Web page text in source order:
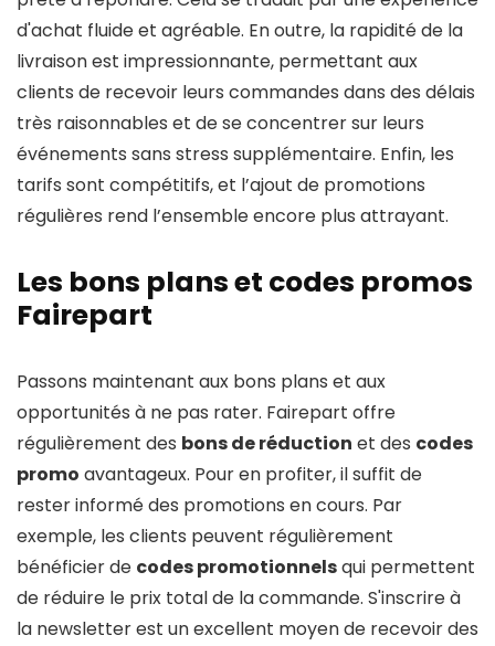
d'achat fluide et agréable. En outre, la rapidité de la
livraison est impressionnante, permettant aux
clients de recevoir leurs commandes dans des délais
très raisonnables et de se concentrer sur leurs
événements sans stress supplémentaire. Enfin, les
tarifs sont compétitifs, et l’ajout de promotions
régulières rend l’ensemble encore plus attrayant.
Les bons plans et codes promos
Fairepart
Passons maintenant aux bons plans et aux
opportunités à ne pas rater. Fairepart offre
régulièrement des bons de réduction et des codes
promo avantageux. Pour en profiter, il suffit de
rester informé des promotions en cours. Par
exemple, les clients peuvent régulièrement
bénéficier de codes promotionnelsqui permettent
de réduire le prix total de la commande. S'inscrire à
la newsletter est un excellent moyen de recevoir des